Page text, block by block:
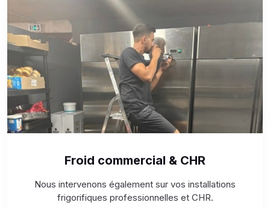
Froid commercial & CHR
Nous intervenons également sur vos installations
frigorifiques professionnelles et CHR.